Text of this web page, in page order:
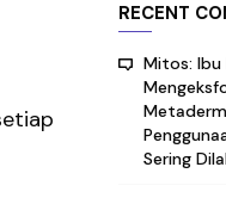
RECENT
Mitos: Ibu
Sering